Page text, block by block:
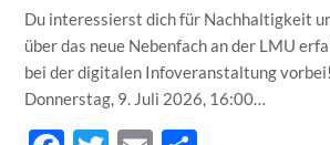
Du interessierst dich für Nachhaltigkeit
über das neue Nebenfach an der LMU
bei der digitalen Infoveranstaltung vorbei!
Donnerstag, 9. Juli 2026, 16:00…